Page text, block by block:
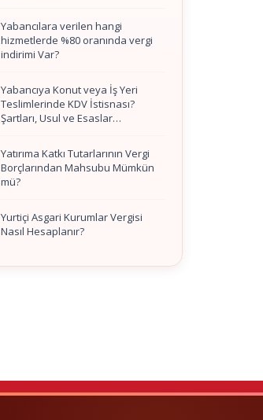
Yabancılara verilen hangi
hizmetlerde %80 oranında vergi
indirimi Var?
Yabancıya Konut veya İş Yeri
Teslimlerinde KDV İstisnası?
Şartları, Usul ve Esaslar…
Yatırıma Katkı Tutarlarının Vergi
Borçlarından Mahsubu Mümkün
mü?
Yurtiçi Asgari Kurumlar Vergisi
Nasıl Hesaplanır?